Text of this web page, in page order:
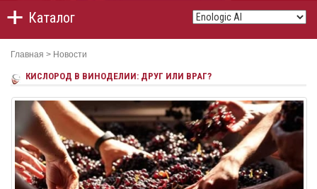
Каталог
Главная > Новости
КИСЛОРОД В ВИНОДЕЛИИ: ДРУГ ИЛИ ВРАГ?